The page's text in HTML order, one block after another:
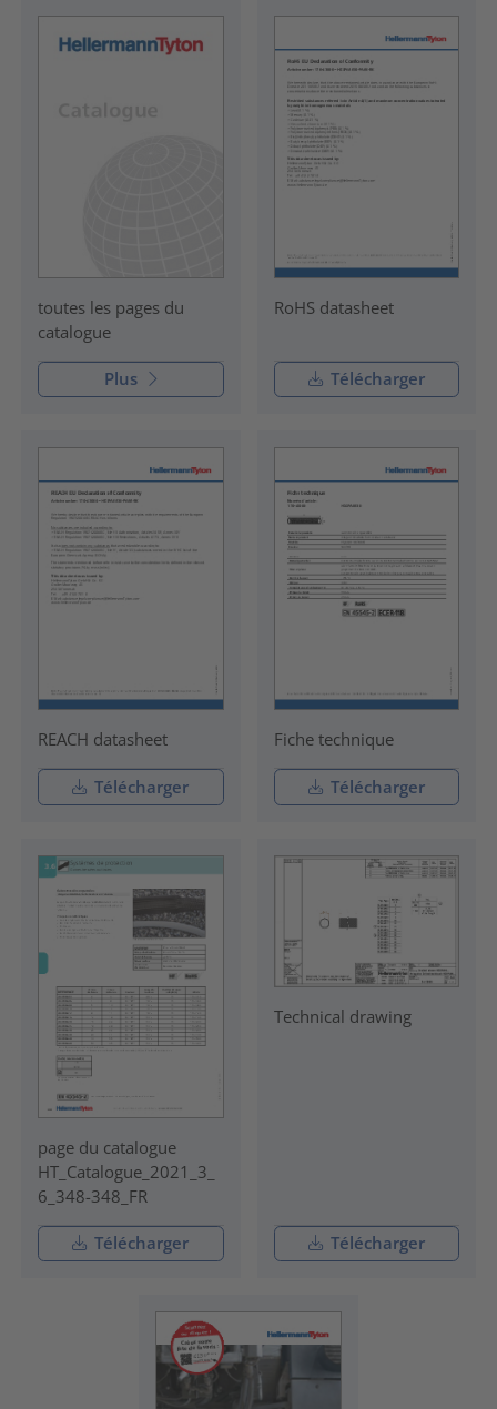
toutes les pages du
catalogue
Plus
RoHS datasheet
Télécharger
REACH datasheet
Télécharger
Fiche technique
Télécharger
page du catalogue
HT_Catalogue_2021_3_
6_348-348_FR
Télécharger
Technical drawing
Télécharger